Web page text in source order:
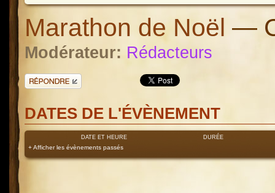
Marathon de Noël —
Modérateur: Rédacteurs
Répondre
DATES DE L'ÉVÈNEMENT
DATE ET HEURE DURÉE
+ Afficher les évènements passés